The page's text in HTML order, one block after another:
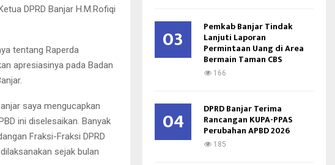
DPRD Banjar H.M.Rofiqi
tentang Raperda
apresiasinya pada Badan
saya mengucapkan
ini diselesaikan. Banyak
Fraksi-Fraksi DPRD
sejak bulan
03 Pemkab Banjar Tindak
Lanjuti Laporan
Permintaan Uang di Area
Bermain Taman CBS
166
04 DPRD Banjar Terima
Rancangan KUPA-PPAS
Perubahan APBD 2026
185